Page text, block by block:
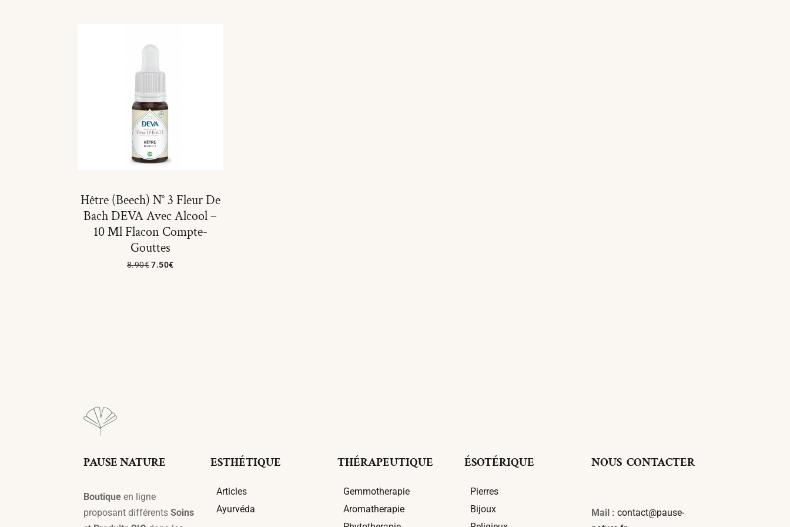
Hêtre (Beech) N° 3 Fleur De
Bach DEVA Avec Alcool –
10 Ml Flacon Compte-
Gouttes
8.90€ 7.50€
PAUSE NATURE
Boutique en ligne
proposant différents Soins
ESTHÉTIQUE
Articles
Ayurvéda
THÉRAPEUTIQUE
Gemmotherapie
Aromatherapie
ÉSOTÉRIQUE
Pierres
Bijoux
NOUS CONTACTER
Mail : contact@pause-